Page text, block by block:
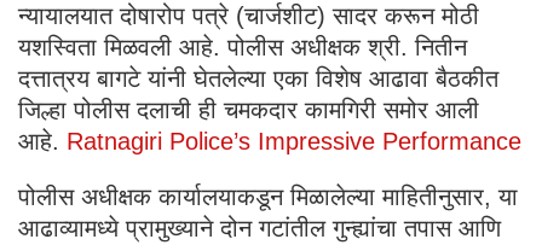
न्यायालयात दोषारोप पत्रे (चार्जशीट) सादर करून मोठी
यशस्विता मिळवली आहे. पोलीस अधीक्षक श्री. नितीन
दत्तात्रय बागटे यांनी घेतलेल्या एका विशेष आढावा बैठकीत
जिल्हा पोलीस दलाची ही चमकदार कामगिरी समोर आली
आहे. Ratnagiri Police’s Impressive Performance
​पोलीस अधीक्षक कार्यालयाकडून मिळालेल्या माहितीनुसार, या
आढाव्यामध्ये प्रामुख्याने दोन गटांतील गुन्ह्यांचा तपास आणि